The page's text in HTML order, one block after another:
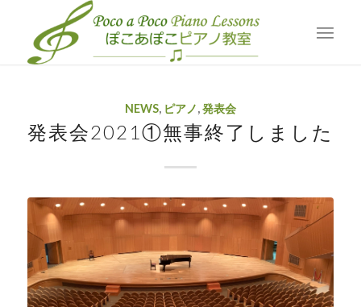
現在位置: ホーム Blog / News / 発表会2021①無事終了しました
NEWS, ピアノ,発表会
発表会2021①無事終了しました